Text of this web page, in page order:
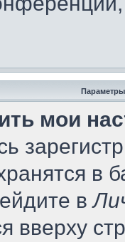
Параметры
мои
в
в
вверху